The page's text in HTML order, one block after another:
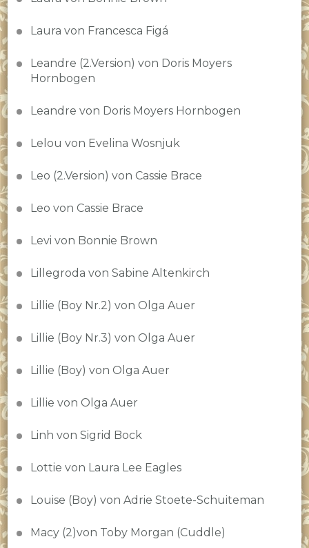
Laura von Francesca Figá
Leandre (2.Version) von Doris Moyers
Hornbogen
Leandre von Doris Moyers Hornbogen
Lelou von Evelina Wosnjuk
Leo (2.Version) von Cassie Brace
Leo von Cassie Brace
Levi von Bonnie Brown
Lillegroda von Sabine Altenkirch
Lillie (Boy Nr.2) von Olga Auer
Lillie (Boy Nr.3) von Olga Auer
Lillie (Boy) von Olga Auer
Lillie von Olga Auer
Linh von Sigrid Bock
Lottie von Laura Lee Eagles
Louise (Boy) von Adrie Stoete-Schuiteman
Macy (2)von Toby Morgan (Cuddle)